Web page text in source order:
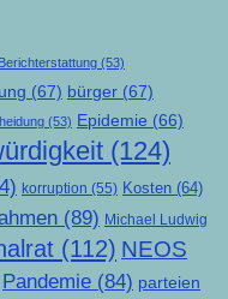
Berichterstattung (53)
(67) bürger (67)
(53) Epidemie (66)
(124)
korruption (55) Kosten (64)
(89) Michael Ludwig
(112) NEOS
Pandemie (84) parteien